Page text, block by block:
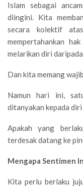
Islam sebagai
diingini. Kita
secara kolektif
mempertahankan
melarikan diri
Dan kita memang
Namun hari ini,
ditanyakan kepada
Apakah yang
terdesak datang ke
Mengapa Sentimen
Kita perlu berlaku